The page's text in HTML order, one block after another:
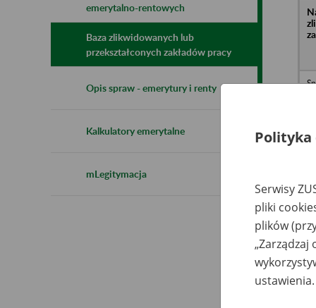
emerytalno-rentowych
Baza zlikwidowanych lub
przekształconych zakładów pracy
Opis spraw - emerytury i renty
Kalkulatory emerytalne
mLegitymacja
Polityka
Serwisy
pliki
plików
„Zarządzaj